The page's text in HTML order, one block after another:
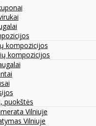
kompozicijos
kompozicijos
puokštės
Vilniuje
Vilniuje